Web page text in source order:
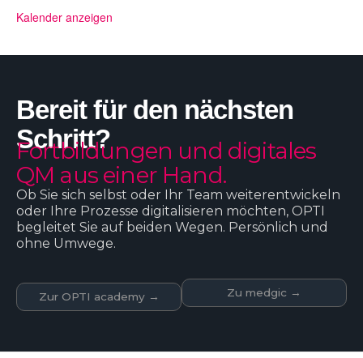
t
Kalender anzeigen
Bereit für den nächsten
Schritt?
Fortbildungen und digitales
QM aus einer Hand.
Ob Sie sich selbst oder Ihr Team weiterentwickeln
oder Ihre Prozesse digitalisieren möchten, OPTI
begleitet Sie auf beiden Wegen. Persönlich und
ohne Umwege.
Zur OPTI academy → Zu medgic →